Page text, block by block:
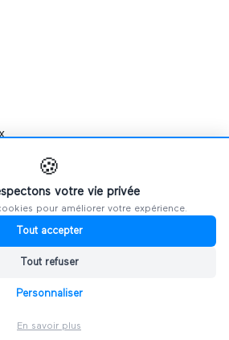
🍪
votre vie privée
pour améliorer votre expérience.
Tout accepter
Tout refuser
Personnaliser
En savoir plus